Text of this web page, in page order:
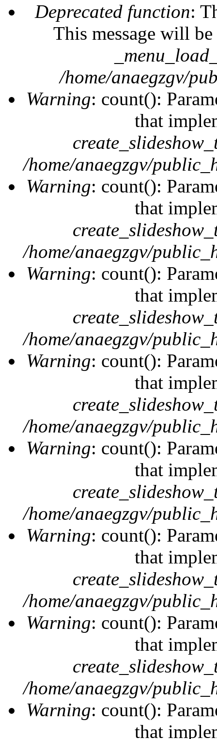
Deprecated function:
This message will
/home/anaegzgv/
Warning: count():
that
/home/anaegzgv/
Warning: count():
that
/home/anaegzgv/
Warning: count():
that
/home/anaegzgv/
Warning: count():
that
/home/anaegzgv/
Warning: count():
that
/home/anaegzgv/
Warning: count():
that
/home/anaegzgv/
Warning: count():
that
/home/anaegzgv/
Warning: count():
that